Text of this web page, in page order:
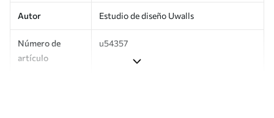
Autor Estudio de diseño Uwalls
Número de
artículo
u54357